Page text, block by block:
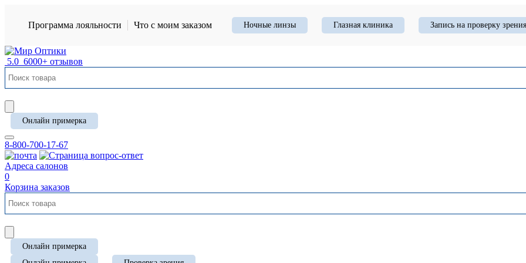
Программа лояльности Что с моим заказом Ночные линзы Глазная клиника Запись на проверку зрения
5.0 6000+ отзывов
Онлайн примерка
8-800-700-17-67
Адреса салонов
0
Корзина заказов
Онлайн примерка